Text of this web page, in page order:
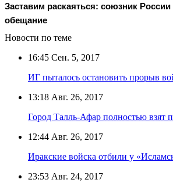
Заставим раскаяться: союзник России
обещание
Новости по теме
16:45 Сен. 5, 2017
ИГ пыталось остановить прорыв
13:18 Авг. 26, 2017
Город Талль-Афар полностью взят
12:44 Авг. 26, 2017
Иракские войска отбили у
23:53 Авг. 24, 2017